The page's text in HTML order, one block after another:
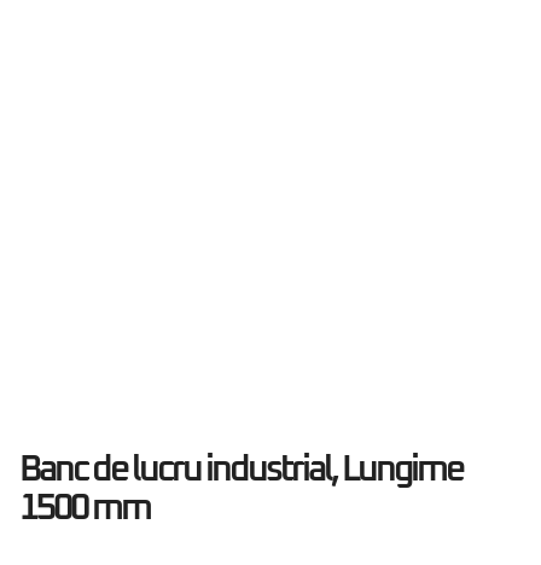
Banc de lucru industrial, Lungime
1500 mm